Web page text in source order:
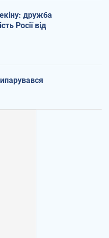
дружба
Росії від